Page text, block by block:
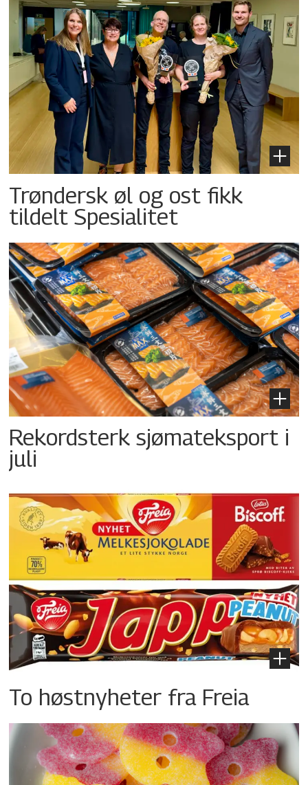
Trøndersk øl og ost fikk
tildelt Spesialitet
Rekordsterk sjømateksport i
juli
To høstnyheter fra Freia